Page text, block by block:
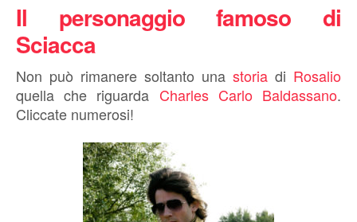
Il personaggio famoso di
Sciacca
Non può rimanere soltanto una storia di Rosalio
quella che riguarda Charles Carlo Baldassano.
Cliccate numerosi!